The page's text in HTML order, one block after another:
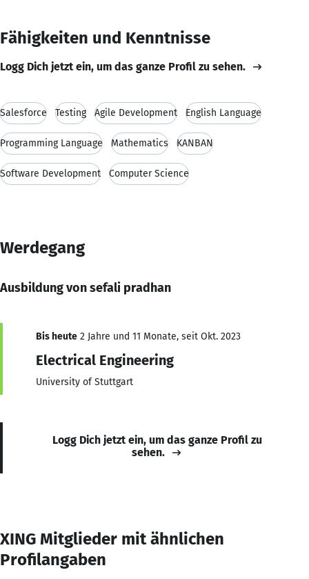
Fähigkeiten und Kenntnisse
Logg Dich jetzt ein, um das ganze Profil zu sehen.
Salesforce Testing Agile Development English Language
Programming Language Mathematics KANBAN
Software Development Computer Science
Werdegang
Ausbildung von sefali pradhan
Bis heute 2 Jahre und 11 Monate, seit Okt. 2023
Electrical Engineering
University of Stuttgart
Logg Dich jetzt ein, um das ganze Profil zu
sehen.
XING Mitglieder mit ähnlichen
Profilangaben